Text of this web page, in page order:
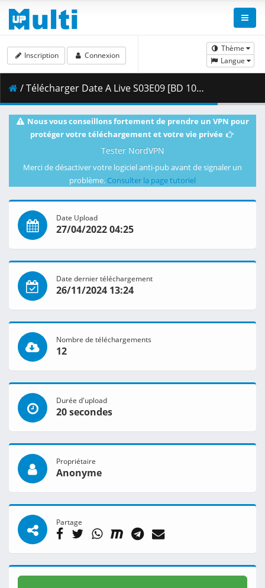
Thème
Langue
Inscription Connexion
/ Télécharger Date A Live S03E09 [BD 1080p HEVC 10bit FLAC] [Dual-Audio].mkv.001 ( 488.90 MB )
Nous vous conseillons fortement de prendre un VPN pour
protéger votre téléchargement et votre vie privée
Tester NordVPN
Merci de désactiver votre logiciel anti-pub avant de signaler un
problème. Consulter la page tutoriel
Date Upload
27/04/2022 04:25
Date dernier téléchargement
26/11/2024 13:24
Nombre de téléchargements
12
Durée d'upload
20 secondes
Propriétaire
Anonyme
Partage